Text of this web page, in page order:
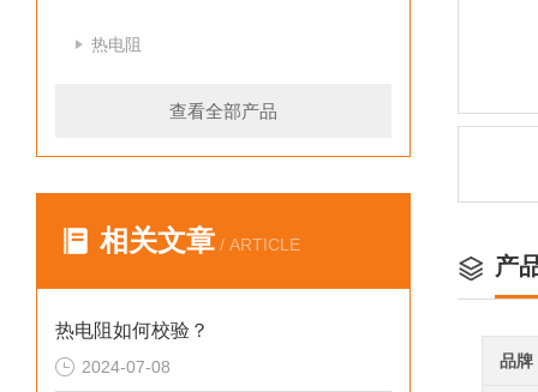
热电阻
查看全部产品
相关文章 / ARTICLE
热电阻如何校验？
2024-07-08
产
品牌